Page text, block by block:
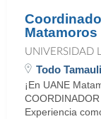
Matamoros
UNIVERSIDAD
Todo
¡En UANE
Experiencia